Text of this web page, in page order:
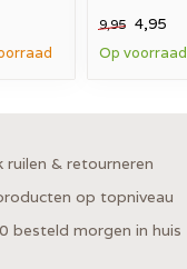
9,95 4,95
Op voorraad
ruilen & retourneren
op topniveau
besteld morgen in huis